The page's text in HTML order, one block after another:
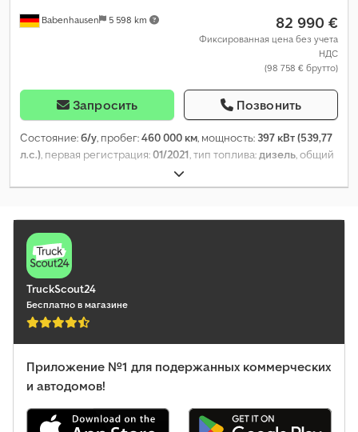
Babenhausen 5 598 km 82 990 €
Фиксированная цена без учета
НДС
(98 758 € брутто)
Запросить Позвонить
Состояние:б/у, пробег:460 000 км, мощность: 397 кВт (539,77
л.с.) , первая регистрация:01/2021 , тип топлива:дизель , общий
, конфигурация осей:
(TÜV):01/2026, тормоза:ретардер, цвет:белый, тип передачи:
Оборудование:ABS, кондиционер, навигационная система,
отопитель стояночный, электронная программа
стабилизации (ESP)
TruckScout24
Бесплатно в магазине
Приложение №1 для подержанных коммерческих
и автодомов!